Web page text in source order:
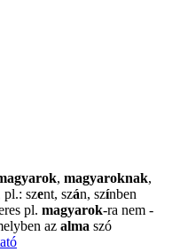
, magyaroknak,
pl.: szent, szán, színben
pl. magyarok-ra nem -
az alma szó